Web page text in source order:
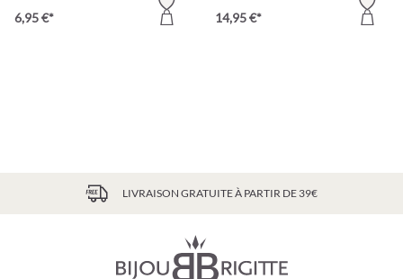
6,95 €* 14,95 €*
LIVRAISON GRATUITE À PARTIR DE 39€